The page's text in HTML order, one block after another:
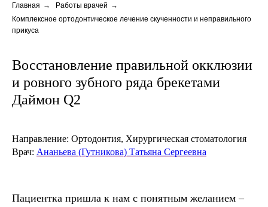
Главная → Работы врачей →
Комплексное ортодонтическое лечение скученности и неправильного
прикуса
Восстановление правильной окклюзии
и ровного зубного ряда брекетами
Даймон Q2
Направление: Ортодонтия, Хирургическая стоматология
Врач: Ананьева (Гутникова) Татьяна Сергеевна
Пациентка пришла к нам с понятным желанием –